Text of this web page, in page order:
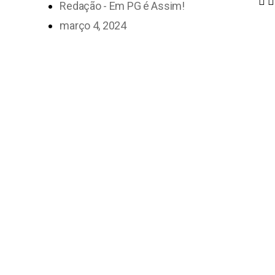
Redação - Em PG é Assim!
março 4, 2024